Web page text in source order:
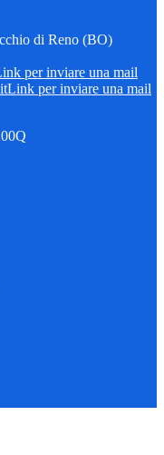
di Reno (BO)
per inviare una mail
Link per inviare una mail